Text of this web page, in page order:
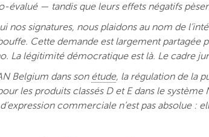
évalué — tandis que leurs effets négatifs
nos signatures, nous plaidons au nom de
Cette demande est largement partagée
La légitimité démocratique est là. Le cadre
Belgium dans son étude, la régulation de la
les produits classés D et E dans le
commerciale n’est pas absolue